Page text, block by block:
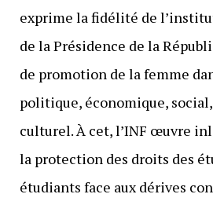
exprime la fidélité de
de la Présidence de la
de promotion de la femme
politique, économique,
culturel. À cet, l’INF œuvre
la protection des droits des
étudiants face aux dérives